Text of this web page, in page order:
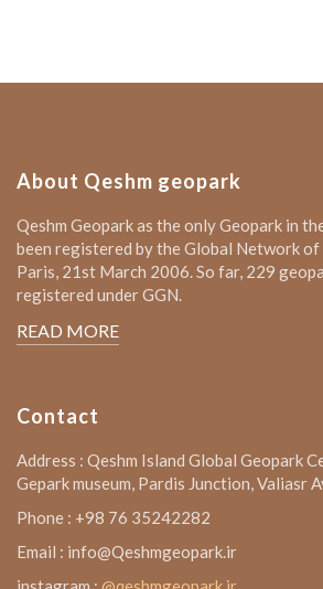
About Qeshm geopark
Qeshm Geopark as the only Geopark in
been registered by the Global Network of
Paris, 21st March 2006. So far, 229
registered under GGN.
READ MORE
Contact
Address : Qeshm Island Global Geopark
Gepark museum, Pardis Junction, Valiasr
Phone : +98 76 35242282
Email : info@Qeshmgeopark.ir